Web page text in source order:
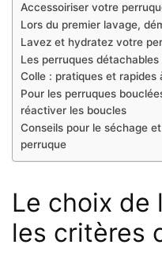
Accessoiriser votre
Lors du premier lavage,
Lavez et hydratez votre
Les perruques détachables
Colle : pratiques et rapides
Pour les perruques
réactiver les boucles
Conseils pour le séchage
perruque
Le choix de
les critères